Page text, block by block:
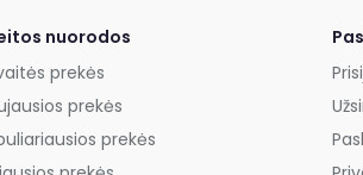
nuorodos
prekės
prekės
prekės